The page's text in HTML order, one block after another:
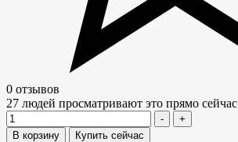
0 отзывов
27 людей просматривают это прямо сейчас
Количество
-
+
В корзину
Купить сейчас